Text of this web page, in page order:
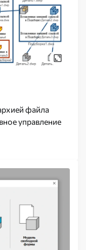
файла
управление